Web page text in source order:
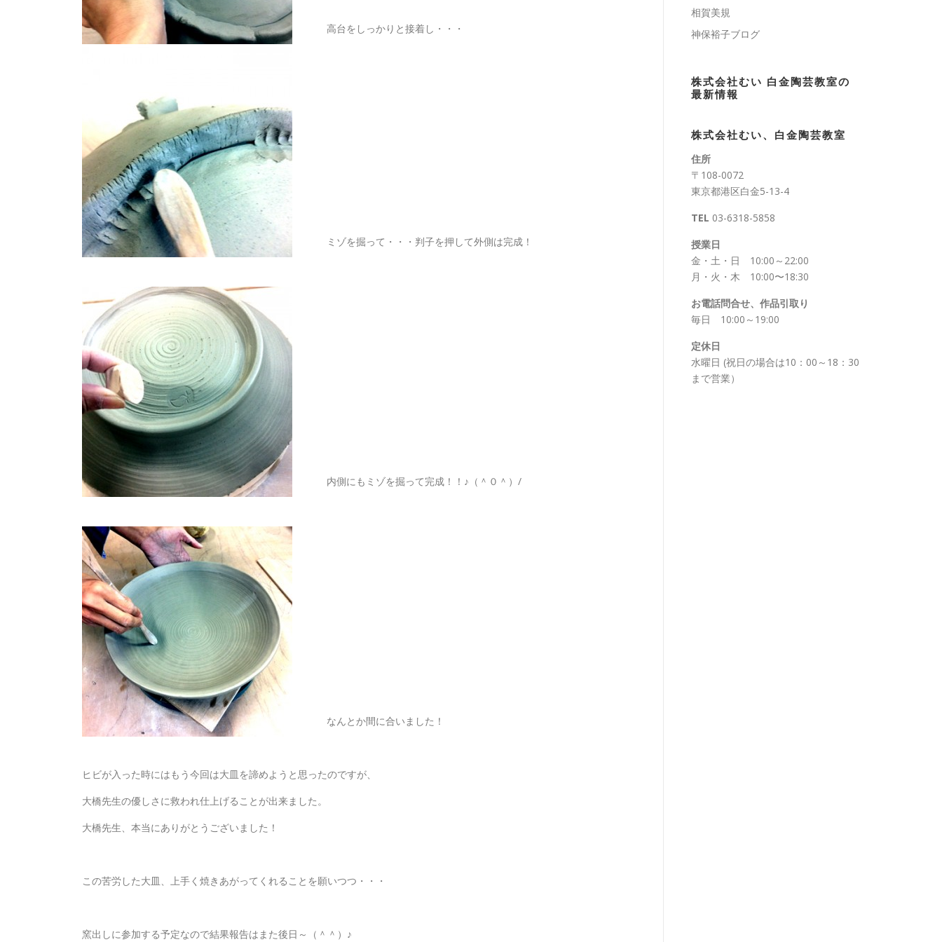
高台をしっかりと接着し・・・
ミゾを掘って・・・判子を押して外側は完成！
内側にもミゾを掘って完成！！♪（＾０＾）/
なんとか間に合いました！
ヒビが入った時にはもう今回は大皿を諦めようと思ったのですが、
大橋先生の優しさに救われ仕上げることが出来ました。
大橋先生、本当にありがとうございました！
この苦労した大皿、上手く焼きあがってくれることを願いつつ・・・
窯出しに参加する予定なので結果報告はまた後日～（＾＾）♪
相賀美規
神保裕子ブログ
株式会社むい 白金陶芸教室の
最新情報
株式会社むい、白金陶芸教室
住所
〒108-0072
東京都港区白金5-13-4
TEL 03-6318-5858
授業日
金・土・日 10:00～22:00
月・火・木 10:00〜18:30
お電話問合せ、作品引取り
毎日 10:00～19:00
定休日
水曜日 (祝日の場合は10：00～18：30
まで営業）